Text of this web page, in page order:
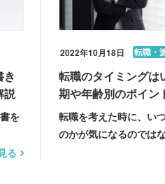
き
説
を
る
2022年10月18日 転職・
転職のタイミングは
期や年齢別のポイン
転職を考えた時に、い
のかが気になるのでは